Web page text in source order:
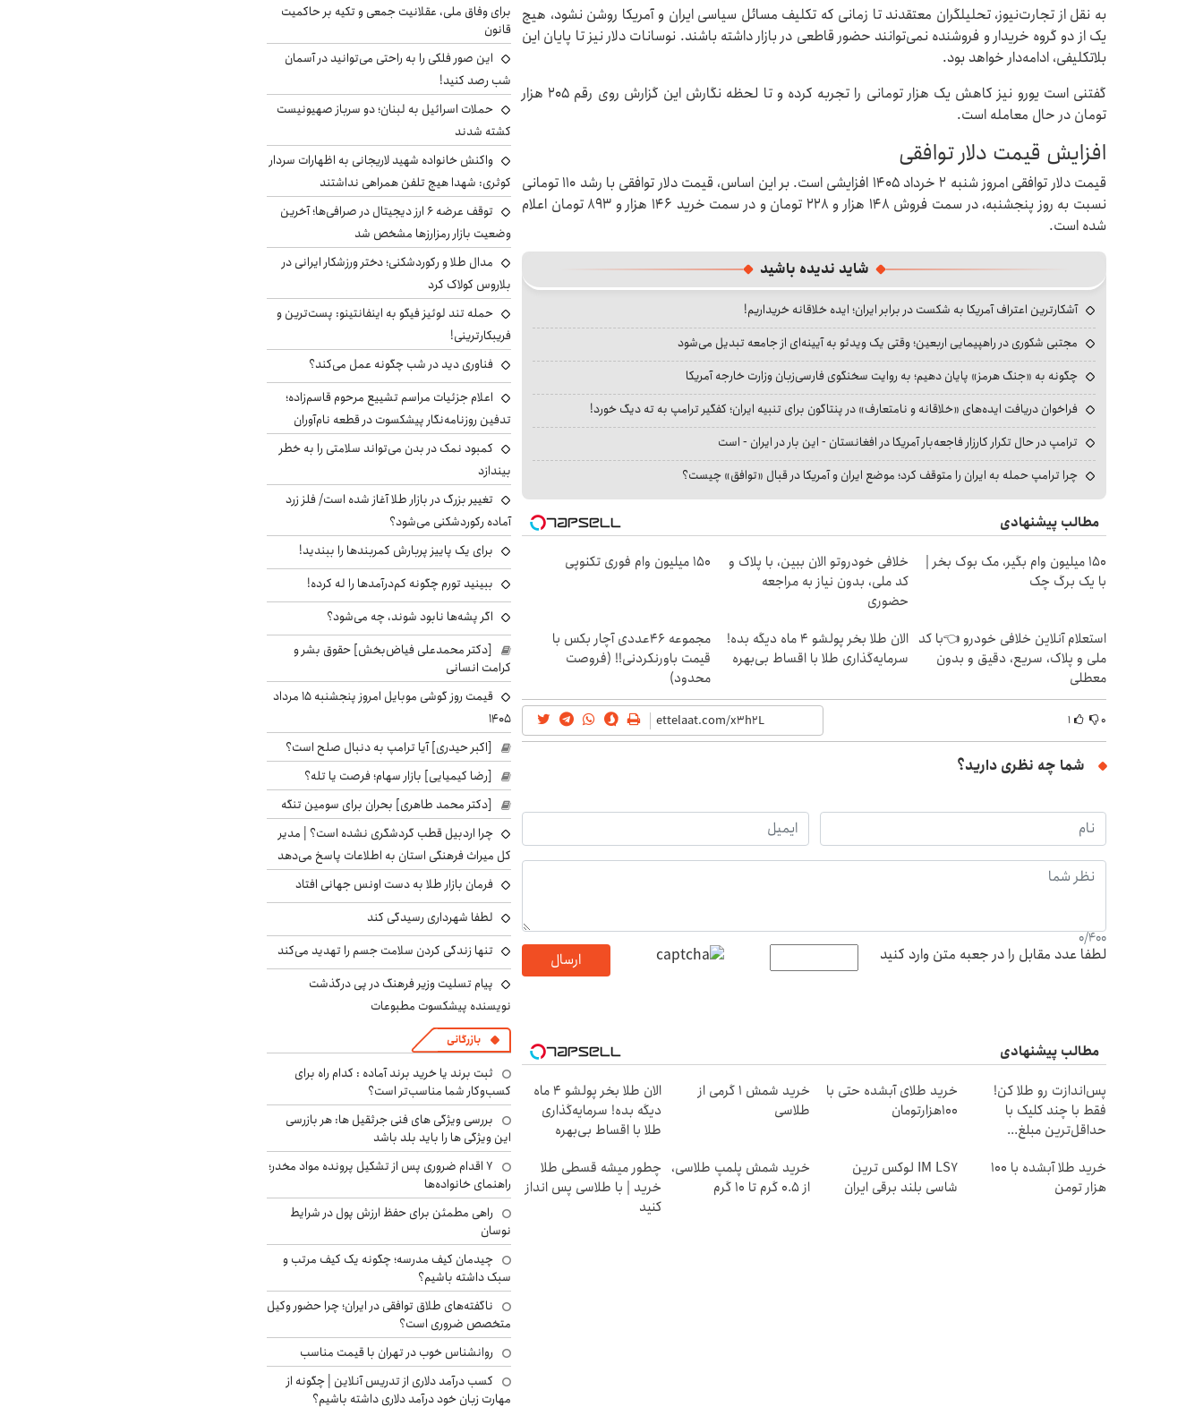
به نقل از تجارت‌نیوز، تحلیلگران معتقدند تا زمانی که تکلیف مسائل سیاسی ایران و آمریکا روشن نشود، هیچ
یک از دو گروه خریدار و فروشنده نمی‌توانند حضور قاطعی در بازار داشته باشند. نوسانات دلار نیز تا پایان این
بلاتکلیفی، ادامه‌دار خواهد بود.
گفتنی است یورو نیز کاهش یک هزار تومانی را تجربه کرده و تا لحظه نگارش این گزارش روی رقم ۲۰۵ هزار
تومان در حال معامله است.
افزایش قیمت دلار توافقی
قیمت دلار توافقی امروز شنبه ۲ خرداد ۱۴۰۵ افزایشی است. بر این اساس، قیمت دلار توافقی با رشد ۱۱۰ تومانی
نسبت به روز پنجشنبه، در سمت فروش ۱۴۸ هزار و ۲۲۸ تومان و در سمت خرید ۱۴۶ هزار و ۸۹۳ تومان اعلام
شده است‌.
شاید ندیده باشید
آشکارترین اعتراف آمریکا به شکست در برابر ایران؛ ایده خلاقانه خریداریم!
مجتبی شکوری در راهپیمایی اربعین؛ وقتی یک ویدئو به آیینه‌ای از جامعه تبدیل می‌شود
چگونه به «جنگ هرمز» پایان دهیم؛ به روایت سخنگوی فارسی‌زبان وزارت خارجه آمریکا
فراخوان دریافت ایده‌های «خلاقانه و نامتعارف» در پنتاگون برای تنبیه ایران؛ کفگیر ترامپ به ته دیگ خورد!
ترامپ در حال تکرار کارزار فاجعه‌بار آمریکا در افغانستان - این بار در ایران - است
چرا ترامپ حمله به ایران را متوقف کرد؛ موضع ایران و آمریکا در قبال «توافق» چیست؟
مطالب پیشنهادی
150 میلیون وام بگیر، مک بوک بخر |
با یک برگ چک
خلافی خودروتو الان ببین، با پلاک و
کد ملی، بدون نیاز به مراجعه
حضوری
150 میلیون وام فوری تکنوپی
استعلام آنلاین خلافی خودرو 👈با کد
ملی و پلاک، سریع، دقیق و بدون
معطلی
الان طلا بخر پولشو 4 ماه دیگه بده!
سرمایه‌گذاری طلا با اقساط بی‌بهره
مجموعه ۴۶عددی آچار بکس با
قیمت باورنکردنی!! (فروصت
محدود)
۰ ۱
شما چه نظری دارید؟
0/400
لطفا عدد مقابل را در جعبه متن وارد کنید ارسال
مطالب پیشنهادی
پس‌اندازت رو طلا کن!
فقط با چند کلیک با
حداقل‌ترین مبلغ...
خرید طلای آبشده حتی با
۱۰۰هزارتومان
خرید شمش 1 گرمی از
طلاسی
الان طلا بخر پولشو 4 ماه
دیگه بده! سرمایه‌گذاری
طلا با اقساط بی‌بهره
خرید طلا آبشده با 100
هزار تومن
IM LS7 لوکس ترین
شاسی بلند برقی ایران
خرید شمش پلمپ طلاسی،
از ۰.۵ گرم تا ۱۰ گرم
چطور میشه قسطی طلا
خرید | با طلاسی پس انداز
کنید
برای وفاق ملی، عقلانیت جمعی و تکیه بر حاکمیت
قانون
این صور فلکی را به راحتی می‌توانید در آسمان
شب رصد کنید!
حملات اسرائیل به لبنان؛ دو سرباز صهیونیست
کشته شدند
واکنش خانواده شهید لاریجانی به اظهارات سردار
کوثری: شهدا هیچ تلفن همراهی نداشتند
توقف عرضه ۶ ارز دیجیتال در صرافی‌ها؛ آخرین
وضعیت بازار رمزارزها مشخص شد
مدال طلا و رکوردشکنی؛ دختر ورزشکار ایرانی در
بلاروس کولاک کرد
حمله تند لوئیز فیگو به اینفانتینو: پست‌ترین و
فریبکارترینی!
فناوری دید در شب چگونه عمل می‌کند؟
اعلام جزئیات مراسم تشییع مرحوم قاسم‌زاده؛
تدفین روزنامه‌نگار پیشکسوت در قطعه نام‌آوران
کمبود نمک در بدن می‌تواند سلامتی را به خطر
بیندازد
تغییر بزرگ در بازار طلا آغاز شده است/ فلز زرد
آماده رکوردشکنی می‌شود؟
برای یک پاییز پربارش کمربندها را ببندید!
ببینید تورم چگونه کم‌درآمدها را له کرده!
اگر پشه‌ها نابود شوند، چه می‌شود؟
[دکتر محمدعلی فیاض‌بخش] حقوق بشر و
کرامت انسانی
قیمت روز گوشی موبایل امروز پنجشنبه ۱۵ مرداد
۱۴۰۵
[اکبر حیدری] آیا ترامپ به دنبال صلح است؟
[رضا کیمیایی] بازار سهام؛ فرصت یا تله؟
[دکتر محمد طاهری] بحران برای سومین تنگه
چرا اردبیل قطب گردشگری نشده است؟ | مدیر
کل میراث فرهنگی استان به اطلاعات پاسخ می‌دهد
فرمان بازار طلا به دست اونس جهانی افتاد
لطفا شهرداری رسیدگی کند
تنها زندگی کردن سلامت جسم را تهدید می‌کند
پیام تسلیت وزیر فرهنگ در پی درگذشت
نویسنده پیشکسوت مطبوعات
بازرگانی
ثبت برند یا خرید برند آماده : کدام راه برای
کسب‌وکار شما مناسب‌تر است؟
بررسی ویژگی های فنی جرثقیل ها: هر بازرسی
این ویژگی ها را باید بلد باشد
۷ اقدام ضروری پس از تشکیل پرونده مواد مخدر؛
راهنمای خانواده‌ها
راهی مطمئن برای حفظ ارزش پول در شرایط
نوسان
چیدمان کیف مدرسه؛ چگونه یک کیف مرتب و
سبک داشته باشیم؟
ناگفته‌های طلاق توافقی در ایران؛ چرا حضور وکیل
متخصص ضروری است؟
روانشناس خوب در تهران با قیمت مناسب
کسب درآمد دلاری از تدریس آنلاین | چگونه از
مهارت زبان خود درآمد دلاری داشته باشیم؟